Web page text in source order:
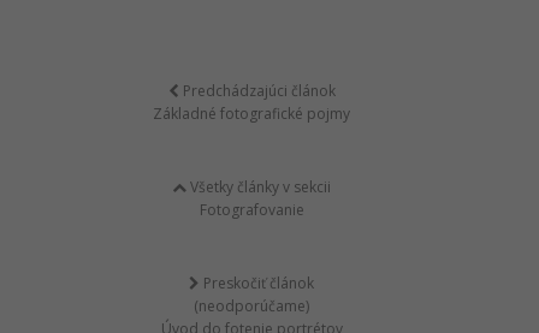
Predchádzajúci článok
Základné fotografické pojmy
Všetky články v sekcii
Fotografovanie
Preskočiť článok
(neodporúčame)
Úvod do fotenie portrétov